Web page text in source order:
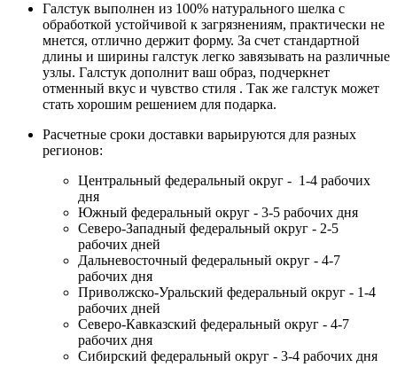
Галстук выполнен из 100% натурального шелка с
обработкой устойчивой к загрязнениям, практически не
мнется, отлично держит форму. За счет стандартной
длины и ширины галстук легко завязывать на различные
узлы. Галстук дополнит ваш образ, подчеркнет
отменный вкус и чувство стиля . Так же галстук может
стать хорошим решением для подарка.
Расчетные сроки доставки варьируются для разных
регионов:
Центральный федеральный округ - 1-4 рабочих
дня
Южный федеральный округ - 3-5 рабочих дня
Северо-Западный федеральный округ - 2-5
рабочих дней
Дальневосточный федеральный округ - 4-7
рабочих дня
Приволжско-Уральский федеральный округ - 1-4
рабочих дней
Северо-Кавказский федеральный округ - 4-7
рабочих дня
Сибирский федеральный округ - 3-4 рабочих дня